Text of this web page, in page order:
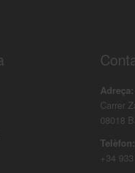
Adreça:
Carrer
08018
Telèfon:
+34